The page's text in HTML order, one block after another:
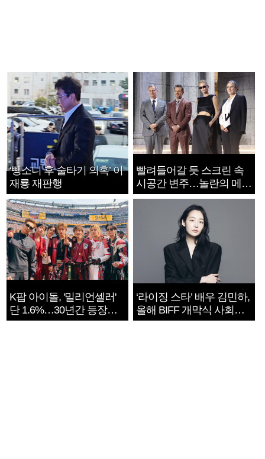
‘뺑소니 후 술타기 의혹’ 이
재룡 재판행
빨려들어갈 듯 스크린 속
시공간 변주…놀란의 메시
지는 ‘전쟁 속죄’
K팝 아이돌, '밀리언셀러'
단 1.6%…30년간 등장
1182개팀 전수조사
‘라이징 스타’ 배우 김민하,
올해 BIFF 개막식 사회자
확정